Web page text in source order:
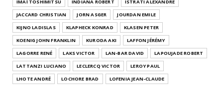
IMAÏ TOSHIMITSU
INDIANA ROBERT
ISTRATI ALEXANDRE
JACCARD CHRISTIAN
JORN ASGER
JOURDAN EMILE
KIJNO LADISLAS
KLAPHECK KONRAD
KLASEN PETER
KOENIG JOHN FRANKLIN
KURODA AKI
LAFFON JÉRÉMY
LAGORRE RENÉ
LAKS VICTOR LAN-BAR DAVID
LAPOUJADE ROBERT
LATTANZI LUCIANO
LECLERCQ VICTOR
LEROY PAUL
LHOTE ANDRÉ
LOCHORE BRAD
LOFENIA JEAN-CLAUDE